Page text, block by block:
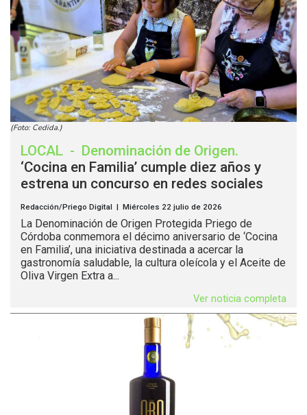
(Foto: Cedida.)
LOCAL - Denominación de Origen.
‘Cocina en Familia’ cumple diez años y
estrena un concurso en redes sociales
Redacción/Priego Digital | Miércoles 22 julio de 2026
La Denominación de Origen Protegida Priego de
Córdoba conmemora el décimo aniversario de ‘Cocina
en Familia’, una iniciativa destinada a acercar la
gastronomía saludable, la cultura oleícola y el Aceite de
Oliva Virgen Extra a...
Ver noticia completa